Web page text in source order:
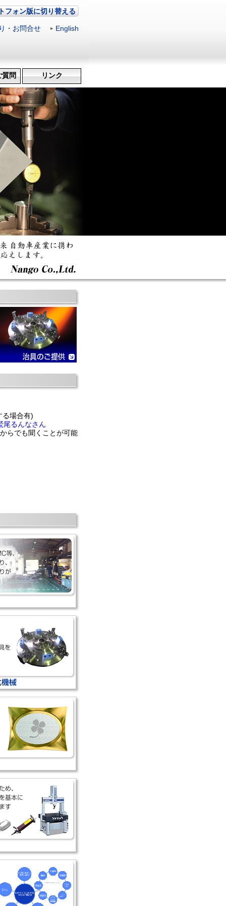
フォン版に切り替える
・お問合せ English
問 リンク
る場合有)
尾るんなさん
らでも聞くことが可能